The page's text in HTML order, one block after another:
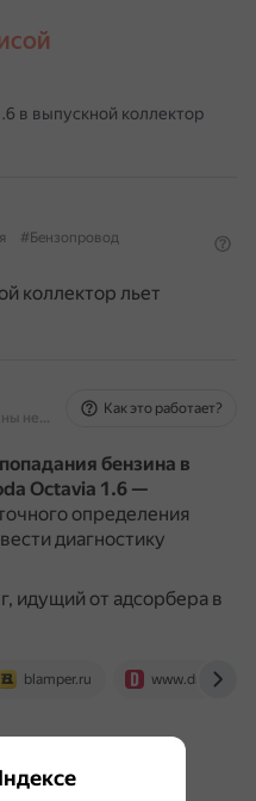
в выпускной коллектор
#Бензопровод
коллектор льет
На основе источников, возможны неточности
Как это работает?
бензина в
Octavia 1.6 —
определения
диагностику
идущий от адсорбера в
blamper.ru www.drive2.ru